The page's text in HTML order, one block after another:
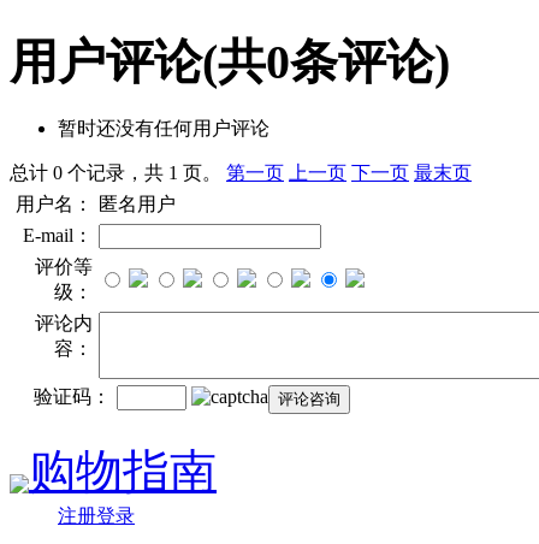
用户评论(共0条评论)
暂时还没有任何用户评论
总计 0 个记录，共 1 页。 第一页 上一页 下一页 最末页
用户名：
匿名用户
E-mail：
评价等
级：
评论内
容：
验证码：
购物指南
注册登录